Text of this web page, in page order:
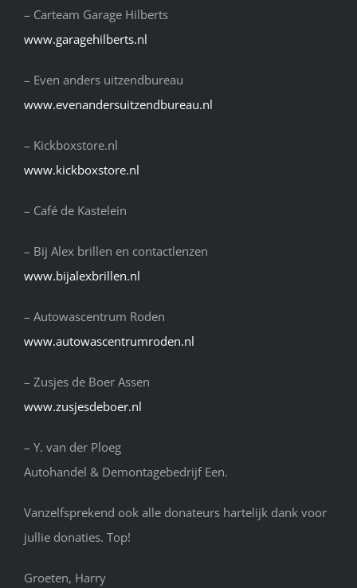
– Carteam Garage Hilberts
www.garagehilberts.nl
– Even anders uitzendbureau
www.evenandersuitzendbureau.nl
– Kickboxstore.nl
www.kickboxstore.nl
– Café de Kastelein
– Bij Alex brillen en contactlenzen
www.bijalexbrillen.nl
– Autowascentrum Roden
www.autowascentrumroden.nl
– Zusjes de Boer Assen
www.zusjesdeboer.nl
– Y. van der Ploeg
Autohandel & Demontagebedrijf Een.
Vanzelfsprekend ook alle donateurs hartelijk dank voor
jullie donaties. Top!
Groeten, Harry